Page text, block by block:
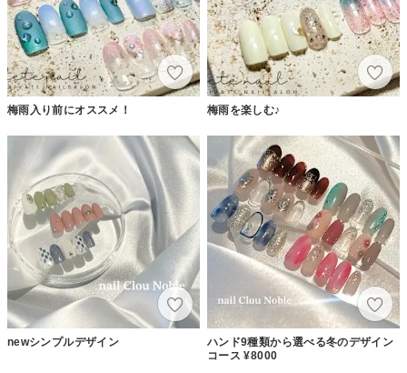
梅雨入り前にオススメ！ 梅雨を楽しむ♪
newシンプルデザイン
ハンド9種類から選べる冬のデザイン
コース ¥8000